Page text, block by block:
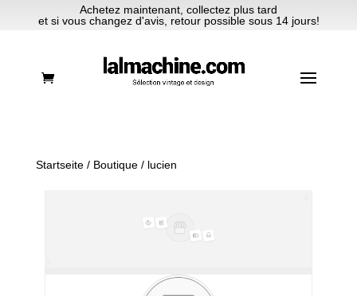
Achetez maintenant, collectez plus tard
et si vous changez d'avis, retour possible sous 14 jours!
Startseite/ Boutique/ lucien